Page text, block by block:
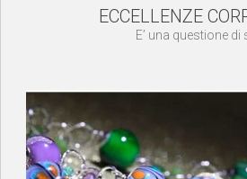
ECCELLENZE
E’ una questione di